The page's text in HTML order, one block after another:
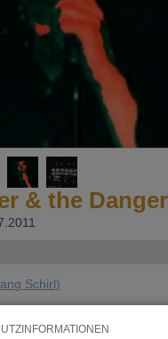
& the
Schirl)